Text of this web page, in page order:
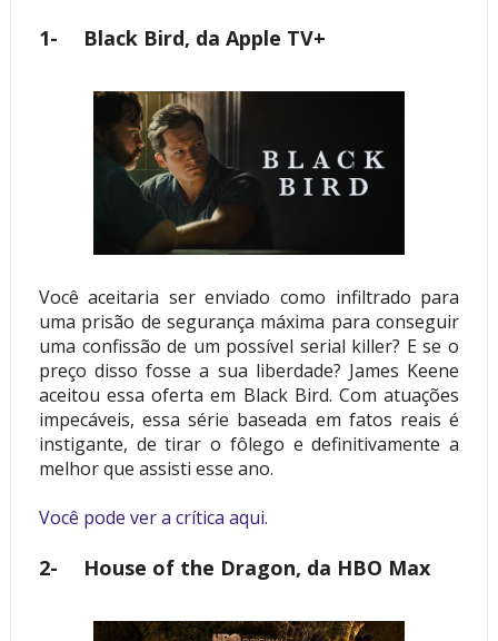
1- Black Bird, da Apple TV+
Você aceitaria ser enviado como infiltrado para
uma prisão de segurança máxima para conseguir
uma confissão de um possível serial killer? E se o
preço disso fosse a sua liberdade? James Keene
aceitou essa oferta em Black Bird. Com atuações
impecáveis, essa série baseada em fatos reais é
instigante, de tirar o fôlego e definitivamente a
melhor que assisti esse ano.
Você pode ver a crítica aqui.
2- House of the Dragon, da HBO Max